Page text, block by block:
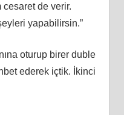
cesaret de verir.
yapabilirsin.”
oturup birer duble
ederek içtik. İkinci